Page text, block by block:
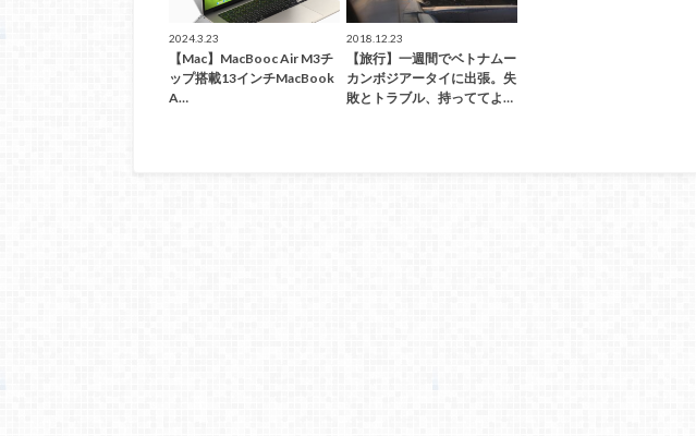
2024.3.23
【Mac】MacBooc Air M3チ
ップ搭載13インチMacBook
A…
2018.12.23
【旅行】一週間でベトナムー
カンボジアータイに出張。失
敗とトラブル、持っててよ…